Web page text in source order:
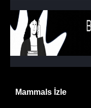
Mammals İzle